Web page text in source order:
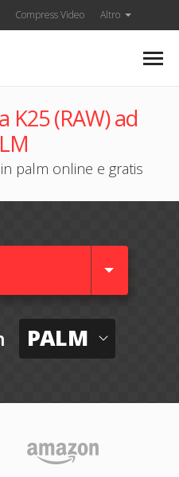
Compress Video Altro
(RAW) ad
palm online e gratis
PALM